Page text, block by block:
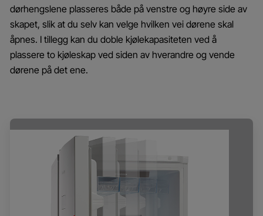
dørhengslene plasseres både på venstre og høyre side av
skapet, slik at du selv kan velge hvilken vei dørene skal
åpnes. I tillegg kan du doble kjølekapasiteten ved å
plassere to kjøleskap ved siden av hverandre og vende
dørene på det ene.